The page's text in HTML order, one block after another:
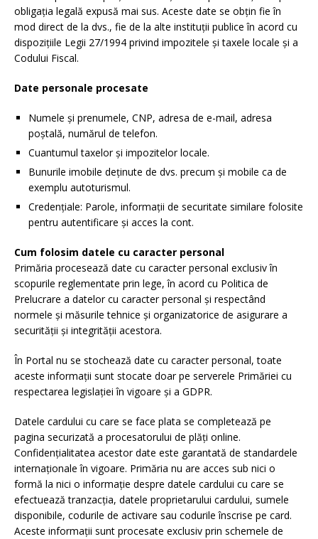
obligația legală expusă mai sus. Aceste date se obțin fie în
mod direct de la dvs., fie de la alte instituții publice în acord cu
dispozițiile Legii 27/1994 privind impozitele și taxele locale și a
Codului Fiscal.
Date personale procesate
Numele și prenumele, CNP, adresa de e-mail, adresa
poștală, numărul de telefon.
Cuantumul taxelor și impozitelor locale.
Bunurile imobile deținute de dvs. precum și mobile ca de
exemplu autoturismul.
Credențiale: Parole, informații de securitate similare folosite
pentru autentificare și acces la cont.
Cum folosim datele cu caracter personal
Primăria procesează date cu caracter personal exclusiv în
scopurile reglementate prin lege, în acord cu Politica de
Prelucrare a datelor cu caracter personal și respectând
normele și măsurile tehnice și organizatorice de asigurare a
securității și integrității acestora.
În Portal nu se stochează date cu caracter personal, toate
aceste informații sunt stocate doar pe serverele Primăriei cu
respectarea legislației în vigoare și a GDPR.
Datele cardului cu care se face plata se completează pe
pagina securizată a procesatorului de plăți online.
Confidențialitatea acestor date este garantată de standardele
internaționale în vigoare. Primăria nu are acces sub nici o
formă la nici o informație despre datele cardului cu care se
efectuează tranzacția, datele proprietarului cardului, sumele
disponibile, codurile de activare sau codurile înscrise pe card.
Aceste informații sunt procesate exclusiv prin schemele de